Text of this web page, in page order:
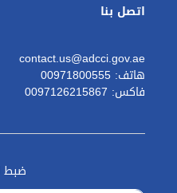
اتصل بنا
contact.us@adcci.gov.ae
هاتف: 00971800555
فاكس: 0097126215867
ضبط